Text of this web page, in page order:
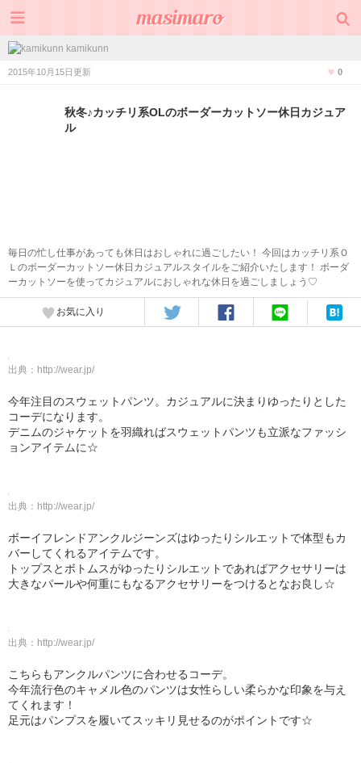
kamikunn
2015年10月15日更新 0
秋冬♪カッチリ系OLのボーダーカットソー休日カジュア
ル
毎日の忙し仕事があっても休日はおしゃれに過ごしたい！ 今回はカッチリ系Ｏ
Ｌのボーダーカットソー休日カジュアルスタイルをご紹介いたします！ ボーダ
ーカットソーを使ってカジュアルにおしゃれな休日を過ごしましょう♡
お気に入り
出典： http://wear.jp/
今年注目のスウェットパンツ。カジュアルに決まりゆったりとした
コーデになります。
デニムのジャケットを羽織ればスウェットパンツも立派なファッシ
ョンアイテムに☆
出典： http://wear.jp/
ボーイフレンドアンクルジーンズはゆったりシルエットで体型もカ
バーしてくれるアイテムです。
トップスとボトムスがゆったりシルエットであればアクセサリーは
大きなパールや何重にもなるアクセサリーをつけるとなお良し☆
出典： http://wear.jp/
こちらもアンクルパンツに合わせるコーデ。
今年流行色のキャメル色のパンツは女性らしい柔らかな印象を与え
てくれます！
足元はパンプスを履いてスッキリ見せるのがポイントです☆